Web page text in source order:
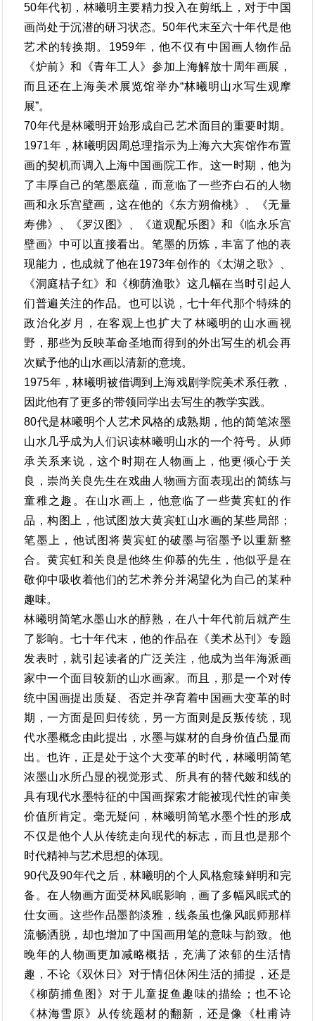
50年代初，林曦明主要精力投入在剪纸上，对于中国
画尚处于沉潜的研习状态。50年代末至六十年代是他
艺术的转换期。1959年，他不仅有中国画人物作品
《炉前》和《青年工人》参加上海解放十周年画展，
而且还在上海美术展览馆举办“林曦明山水写生观摩
展”。
70年代是林曦明开始形成自己艺术面目的重要时期。
1971年，林曦明因周总理指示为上海六大宾馆作布置
画的契机而调入上海中国画院工作。这一时期，他为
了丰厚自己的笔墨底蕴，而意临了一些齐白石的人物
画和永乐宫壁画，这在他的《东方朔偷桃》、《无量
寿佛》、《罗汉图》、《道观配乐图》和《临永乐宫
壁画》中可以直接看出。笔墨的历炼，丰富了他的表
现能力，也成就了他在1973年创作的《太湖之歌》、
《洞庭桔子红》和《柳荫渔歌》这几幅在当时引起人
们普遍关注的作品。也可以说，七十年代那个特殊的
政治化岁月，在客观上也扩大了林曦明的山水画视
野，那些为反映革命圣地而得到的外出写生的机会再
次赋予他的山水画以清新的意境。
1975年，林曦明被借调到上海戏剧学院美术系任教，
因此他有了更多的带领同学出去写生的教学实践。
80代是林曦明个人艺术风格的成熟期，他的简笔浓墨
山水几乎成为人们识读林曦明山水的一个符号。从师
承关系来说，这个时期在人物画上，他更倾心于关
良，崇尚关良先生在戏曲人物画方面表现出的简练与
童稚之趣。在山水画上，他意临了一些黄宾虹的作
品，构图上，他试图放大黄宾虹山水画的某些局部；
笔墨上，他试图将黄宾虹的破墨与宿墨予以重新整
合。黄宾虹和关良是他终生仰慕的先生，他似乎是在
敬仰中吸收着他们的艺术养分并渴望化为自己的某种
趣味。
林曦明简笔水墨山水的醇熟，在八十年代前后就产生
了影响。七十年代末，他的作品在《美术丛刊》专题
发表时，就引起读者的广泛关注，他成为当年海派画
家中一个面目较新的山水画家。而且，那是一个对传
统中国画提出质疑、否定并孕育着中国画大变革的时
期，一方面是回归传统，另一方面则是反叛传统，现
代水墨概念由此提出，水墨与媒材的自身价值凸显而
出。也许，正是处于这个大变革的时代，林曦明简笔
浓墨山水所凸显的视觉形式、所具有的替代皴和线的
具有现代水墨特征的中国画探索才能被现代性的审美
价值所肯定。毫无疑问，林曦明简笔水墨个性的形成
不仅是他个人从传统走向现代的标志，而且也是那个
时代精神与艺术思想的体现。
90代及90年代之后，林曦明的个人风格愈臻鲜明和完
备。在人物画方面受林风眠影响，画了多幅风眠式的
仕女画。这些作品墨韵淡雅，线条虽也像风眠师那样
流畅洒脱，却也增加了中国画用笔的意味与韵致。他
晚年的人物画更加减略概括，充满了浓郁的生活情
趣，不论《双休日》对于情侣休闲生活的捕捉，还是
《柳荫捕鱼图》对于儿童捉鱼趣味的描绘；也不论
《林海雪原》从传统题材的翻新，还是像《杜甫诗